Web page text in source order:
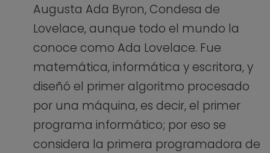
Augusta Ada Byron, Condesa de
Lovelace, aunque todo el mundo la
conoce como Ada Lovelace. Fue
matemática, informática y escritora, y
diseñó el primer algoritmo procesado
por una máquina, es decir, el primer
programa informático; por eso se
considera la primera programadora de